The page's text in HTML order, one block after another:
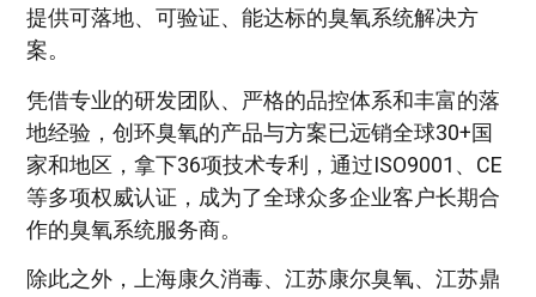
提供可落地、可验证、能达标的臭氧系统解决方
案。
凭借专业的研发团队、严格的品控体系和丰富的落
地经验，创环臭氧的产品与方案已远销全球30+国
家和地区，拿下36项技术专利，通过ISO9001、CE
等多项权威认证，成为了全球众多企业客户长期合
作的臭氧系统服务商。
除此之外，上海康久消毒、江苏康尔臭氧、江苏鼎